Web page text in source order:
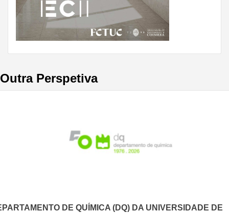
Outra Perspetiva
DE QUÍMICA (DQ) DA UNIVERSIDADE DE